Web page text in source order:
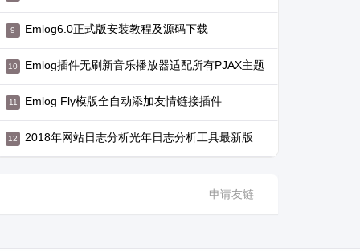
Emlog6.0正式版安装教程及源码下载
Emlog插件无刷新音乐播放器适配所有PJAX主题
Emlog Fly模版全自动添加友情链接插件
2018年网站日志分析光年日志分析工具最新版
申请友链